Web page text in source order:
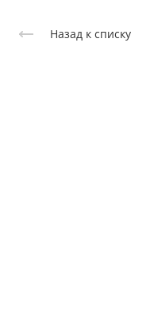
Назад к списку